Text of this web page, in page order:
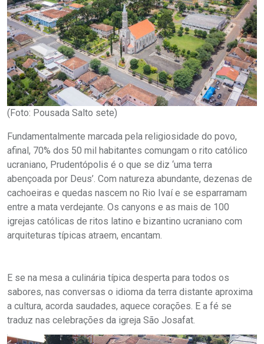
(Foto: Pousada Salto sete)
Fundamentalmente marcada pela religiosidade do povo,
afinal, 70% dos 50 mil habitantes comungam o rito católico
ucraniano, Prudentópolis é o que se diz ‘uma terra
abençoada por Deus’. Com natureza abundante, dezenas de
cachoeiras e quedas nascem no Rio Ivaí e se esparramam
entre a mata verdejante. Os canyons e as mais de 100
igrejas católicas de ritos latino e bizantino ucraniano com
arquiteturas típicas atraem, encantam.
E se na mesa a culinária típica desperta para todos os
sabores, nas conversas o idioma da terra distante aproxima
a cultura, acorda saudades, aquece corações. E a fé se
traduz nas celebrações da igreja São Josafat.